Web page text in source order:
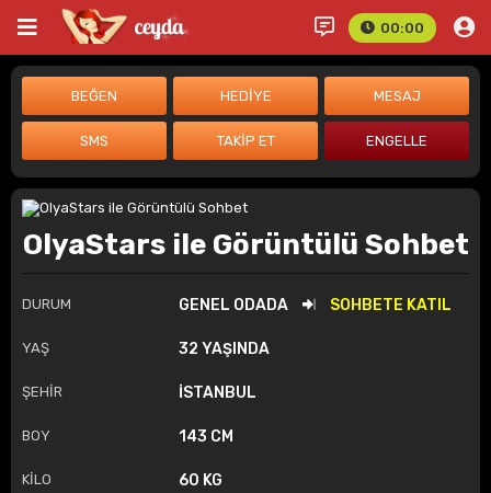
00:00
OlyaStars ile Görüntülü Sohbet
DURUM GENEL ODADA SOHBETE KATIL
YAŞ 32 YAŞINDA
ŞEHİR İSTANBUL
BOY 143 CM
KİLO 60 KG